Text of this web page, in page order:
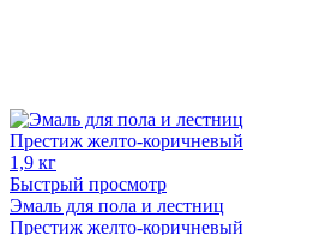
Быстрый просмотр
Эмаль для пола и лестниц
Престиж желто-коричневый